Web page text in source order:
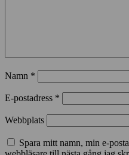
Namn *
E-postadress *
Webbplats
Spara mitt namn, min e-